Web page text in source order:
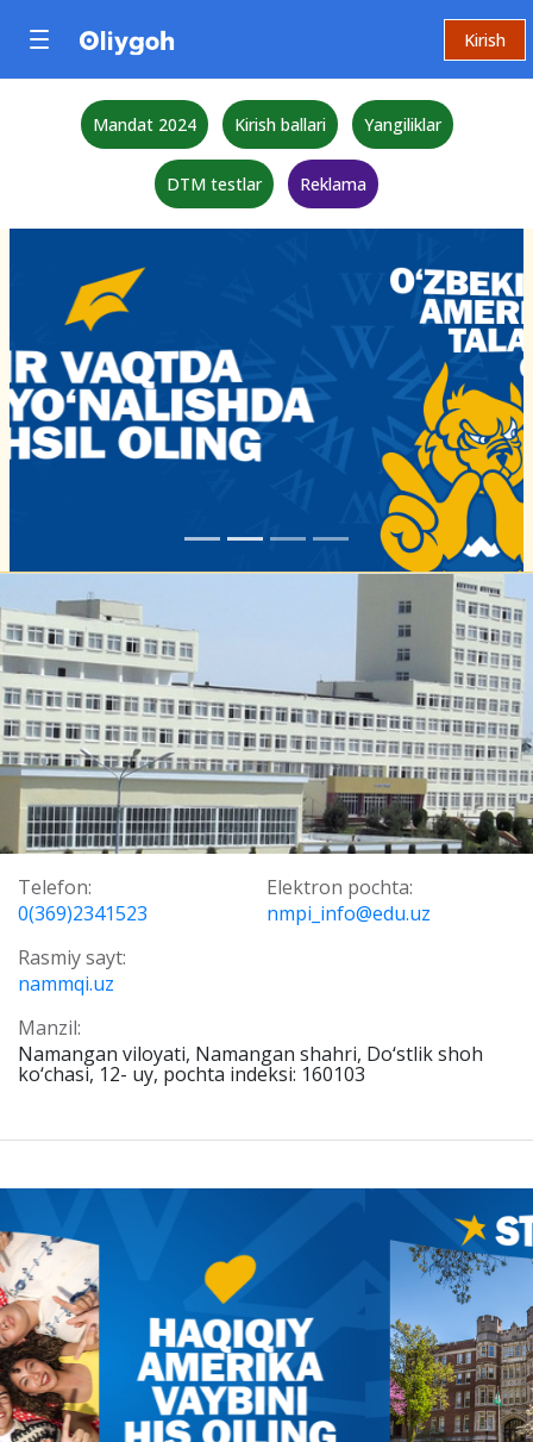
Kirish
Mandat 2024 Kirish ballari Yangiliklar
DTM testlar Reklama
Telefon:
0(369)2341523
Elektron pochta:
nmpi_info@edu.uz
Rasmiy sayt:
nammqi.uz
Manzil:
Namangan viloyati, Namangan shahri, Do‘stlik shoh
ko‘chasi, 12- uy, pochta indeksi: 160103